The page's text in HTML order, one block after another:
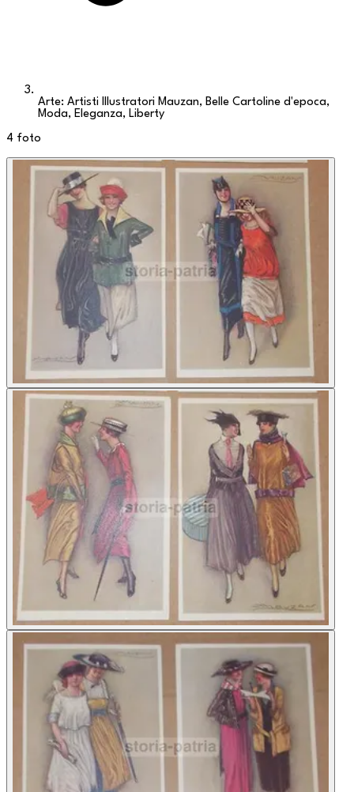
Arte: Artisti Illustratori Mauzan, Belle Cartoline d'epoca,
Moda, Eleganza, Liberty
4 foto